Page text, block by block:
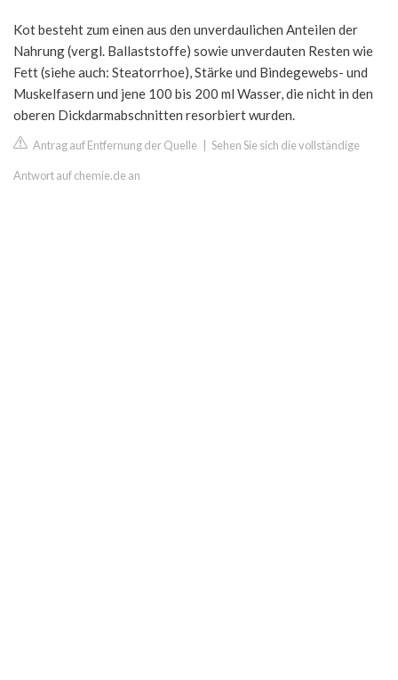
Kot besteht zum einen aus den unverdaulichen Anteilen der
Nahrung (vergl. Ballaststoffe) sowie unverdauten Resten wie
Fett (siehe auch: Steatorrhoe), Stärke und Bindegewebs- und
Muskelfasern und jene 100 bis 200 ml Wasser, die nicht in den
oberen Dickdarmabschnitten resorbiert wurden.
Antrag auf Entfernung der Quelle Sehen Sie sich die vollständige
Antwort auf chemie.de an